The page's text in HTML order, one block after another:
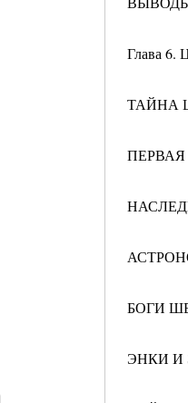
Глава
ТАЙНА
БОГИ
ЭНКИ И